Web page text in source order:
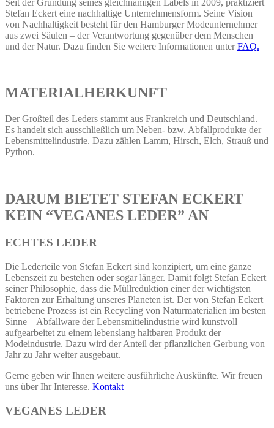
Stefan Eckert eine nachhaltige Unternehmensform. Seine Vision
von Nachhaltigkeit besteht für den Hamburger Modeunternehmer
aus zwei Säulen – der Verantwortung gegenüber dem Menschen
und der Natur. Dazu finden Sie weitere Informationen unterFAQ.
MATERIALHERKUNFT
Der Großteil des Leders stammt aus Frankreich und Deutschland.
Es handelt sich ausschließlich um Neben- bzw. Abfallprodukte der
Lebensmittelindustrie. Dazu zählen Lamm, Hirsch, Elch, Strauß und
Python.
DARUM BIETET STEFAN ECKERT
KEIN “VEGANES LEDER” AN
ECHTES LEDER
Die Lederteile von Stefan Eckert sind konzipiert, um eine ganze
Lebenszeit zu bestehen oder sogar länger. Damit folgt Stefan Eckert
seiner Philosophie, dass die Müllreduktion einer der wichtigsten
Faktoren zur Erhaltung unseres Planeten ist. Der von Stefan Eckert
betriebene Prozess ist ein Recycling von Naturmaterialien im besten
Sinne – Abfallware der Lebensmittelindustrie wird kunstvoll
aufgearbeitet zu einem lebenslang haltbaren Produkt der
Modeindustrie. Dazu wird der Anteil der pflanzlichen Gerbung von
Jahr zu Jahr weiter ausgebaut.
Gerne geben wir Ihnen weitere ausführliche Auskünfte. Wir freuen
uns über Ihr Interesse. Kontakt
VEGANES LEDER